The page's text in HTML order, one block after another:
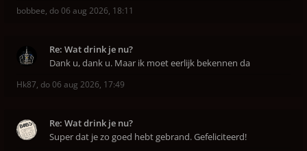
bobbee, do 06 aug 2026, 18:11
Re: Wat drink je nu?
Dank u, dank u. Maar ik moet eerlijk bekennen da
Hk87, do 06 aug 2026, 17:49
Re: Wat drink je nu?
Super dat je zo goed hebt gebrand. Gefeliciteerd!